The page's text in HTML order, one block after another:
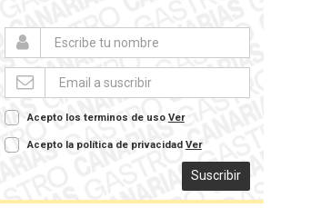
Acepto los terminos de uso Ver
Acepto la política de privacidad Ver
Suscribir